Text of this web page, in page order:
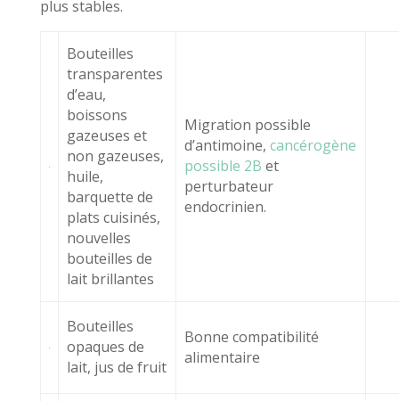
plus stables.
Bouteilles
transparentes
d’eau,
boissons
gazeuses et
non gazeuses,
huile,
barquette de
plats cuisinés,
nouvelles
bouteilles de
lait brillantes
Migration possible
d’antimoine,cancérogène
possible 2B et
perturbateur
endocrinien.
Bouteilles
opaques de
lait, jus de fruit
Bonne compatibilité
alimentaire